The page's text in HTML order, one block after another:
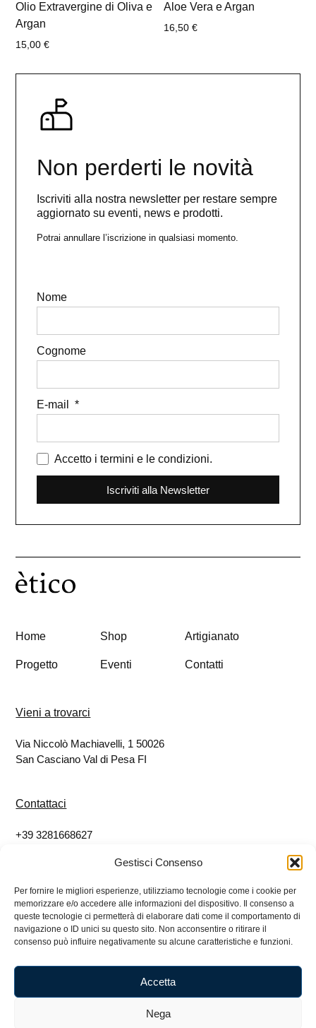
Gestisci Consenso
Per fornire le migliori esperienze, utilizziamo tecnologie come i cookie per
memorizzare e/o accedere alle informazioni del dispositivo. Il consenso a
queste tecnologie ci permetterà di elaborare dati come il comportamento di
navigazione o ID unici su questo sito. Non acconsentire o ritirare il
consenso può influire negativamente su alcune caratteristiche e funzioni.
Accetta
Nega
Olio Extravergine di Oliva e
Argan
15,00€
Aloe Vera e Argan
16,50 €
Non perderti le novità
Iscriviti alla nostra newsletter per restare sempre
aggiornato su eventi, news e prodotti.
Potrai annullare l’iscrizione in qualsiasi momento.
Nome
Cognome
E-mail
Accetto i termini e le condizioni.
Iscriviti alla Newsletter
Home Shop Artigianato
Progetto Eventi Contatti
Vieni a trovarci
Via Niccolò Machiavelli, 1 50026
San Casciano Val di Pesa FI
Contattaci
+39 3281668627
Seguici
Facebook
Instagram
Etico Impresa Sociale SRL – 07080780484 – Via